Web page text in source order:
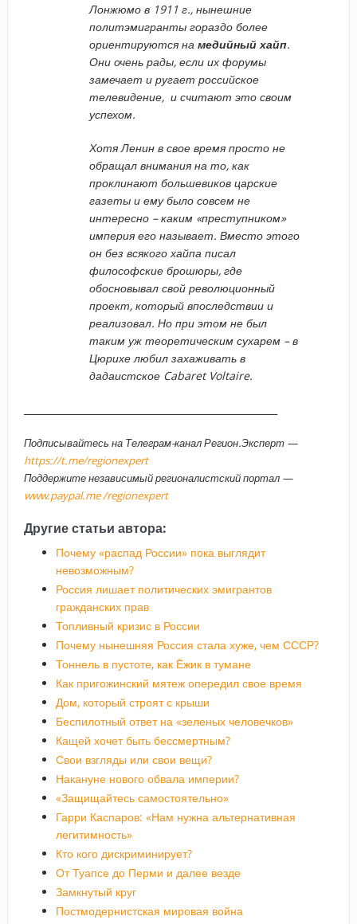
Лонжюмо в 1911 г., нынешние
политэмигранты гораздо более
ориентируются на медийный хайп.
Они очень рады, если их форумы
замечает и ругает российское
телевидение, и считают это своим
успехом.
Хотя Ленин в свое время просто не
обращал внимания на то, как
проклинают большевиков царские
газеты и ему было совсем не
интересно – каким «преступником»
империя его называет. Вместо этого
он без всякого хайпа писал
философские брошюры, где
обосновывал свой революционный
проект, который впоследствии и
реализовал. Но при этом не был
таким уж теоретическим сухарем – в
Цюрихе любил захаживать в
дадаистское Cabaret Voltaire.
Подписывайтесь на Телеграм-канал Регион.Эксперт —
https://t.me/regionexpert
Поддержите независимый регионалистский портал —
www.paypal.me /regionexpert
Другие статьи автора:
Почему «распад России» пока выглядит
невозможным?
Россия лишает политических эмигрантов
гражданских прав
Топливный кризис в России
Почему нынешняя Россия стала хуже, чем СССР?
Тоннель в пустоте, как Ёжик в тумане
Как пригожинский мятеж опередил свое время
Дом, который строят с крыши
Беспилотный ответ на «зеленых человечков»
Кащей хочет быть бессмертным?
Свои взгляды или свои вещи?
Накануне нового обвала империи?
«Защищайтесь самостоятельно»
Гарри Каспаров: «Нам нужна альтернативная
легитимность»
Кто кого дискриминирует?
От Туапсе до Перми и далее везде
Замкнутый круг
Постмодернистская мировая война